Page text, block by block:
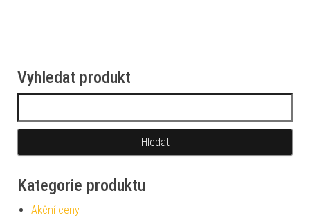
Vyhledat produkt
Kategorie produktu
Akční ceny